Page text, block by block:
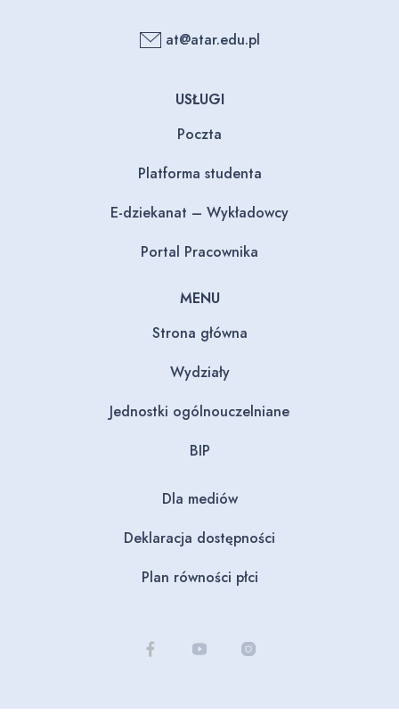
at@atar.edu.pl
USŁUGI
Poczta
Platforma studenta
E-dziekanat – Wykładowcy
Portal Pracownika
MENU
Strona główna
Wydziały
Jednostki ogólnouczelniane
BIP
Dla mediów
Deklaracja dostępności
Plan równości płci